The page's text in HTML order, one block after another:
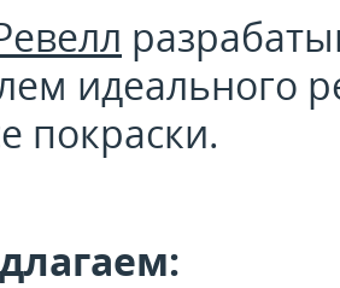
идеального
покраски.